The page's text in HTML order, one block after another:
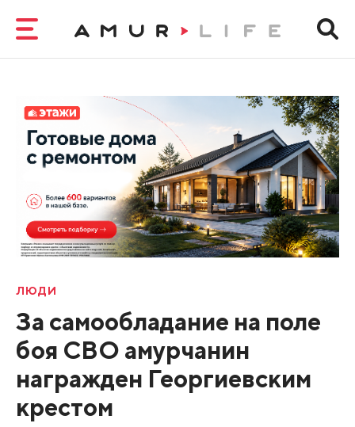
ЛЮДИ
За самообладание на поле
боя СВО амурчанин
награжден Георгиевским
крестом